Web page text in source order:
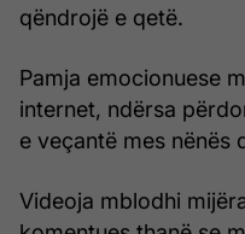
qëndrojë e qetë.
Pamja emocionuese
internet, ndërsa
e veçantë mes nënës
Videoja mblodhi